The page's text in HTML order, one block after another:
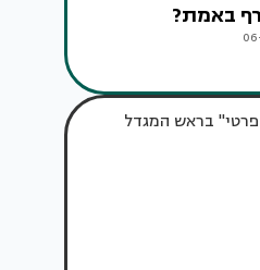
באמת?